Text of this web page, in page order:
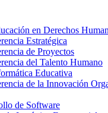
en Derechos
Estratégica
de Proyectos
del Talento Humano
Educativa
de la Innovación
de Software